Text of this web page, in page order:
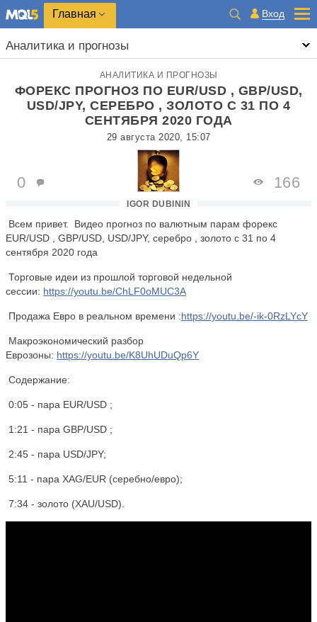
Главная Вход
Аналитика и прогнозы
АНАЛИТИКА И ПРОГНОЗЫ
ФОРЕКС ПРОГНОЗ ПО EUR/USD , GBP/USD,
USD/JPY, СЕРЕБРО , ЗОЛОТО С 31 ПО 4
СЕНТЯБРЯ 2020 ГОДА
29 августа 2020, 15:07
IGOR DUBININ
0 166
Всем привет. Видео прогноз по валютным парам форекс
EUR/USD , GBP/USD, USD/JPY, серебро , золото с 31 по 4
сентября 2020 года
Торговые идеи из прошлой торговой недельной
сессии: https://youtu.be/ChLF0oMUC3A
Продажа Евро в реальном времени :https://youtu.be/-ik-0RzLYcY
Макроэкономический разбор
Еврозоны: https://youtu.be/K8UhUDuQp6Y
Содержание:
0:05 - пара EUR/USD ;
1:21 - пара GBP/USD ;
2:45 - пара USD/JPY;
5:11 - пара XAG/EUR (серебно/евро);
7:34 - золото (XАU/USD).